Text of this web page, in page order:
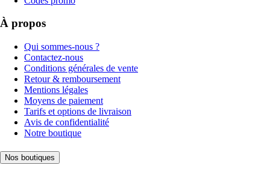
À propos
Qui sommes-nous ?
Contactez-nous
Conditions générales de vente
Retour & remboursement
Mentions légales
Moyens de paiement
Tarifs et options de livraison
Avis de confidentialité
Notre boutique
Nos boutiques